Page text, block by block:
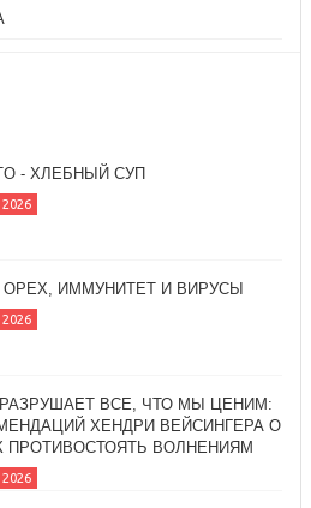
- ХЛЕБНЫЙ СУП
ИММУНИТЕТ И ВИРУСЫ
ВСЕ, ЧТО МЫ ЦЕНИМ:
ХЕНДРИ ВЕЙСИНГЕРА О
ПРОТИВОСТОЯТЬ ВОЛНЕНИЯМ